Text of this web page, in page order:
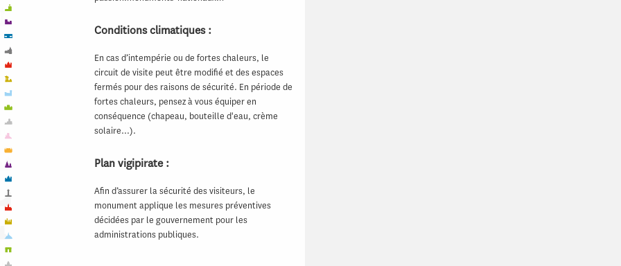
Conditions climatiques :
En cas d’intempérie ou de fortes chaleurs, le
circuit de visite peut être modifié et des espaces
fermés pour des raisons de sécurité. En période de
fortes chaleurs, pensez à vous équiper en
conséquence (chapeau, bouteille d'eau, crème
solaire…).
Plan vigipirate :
Afin d’assurer la sécurité des visiteurs, le
monument applique les mesures préventives
décidées par le gouvernement pour les
administrations publiques.